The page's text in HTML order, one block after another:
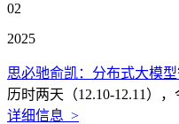
02
2025
思必驰俞凯：分布式大模
历时两天（12.10-12.11）
详细信息 >